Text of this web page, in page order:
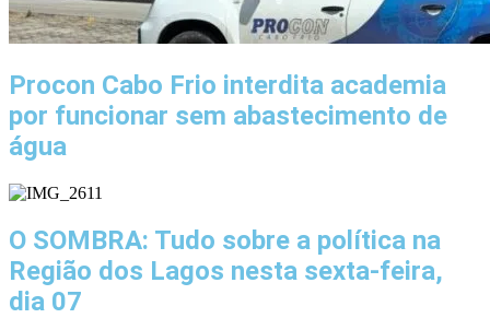
Procon Cabo Frio interdita academia
por funcionar sem abastecimento de
água
O SOMBRA: Tudo sobre a política na
Região dos Lagos nesta sexta-feira,
dia 07